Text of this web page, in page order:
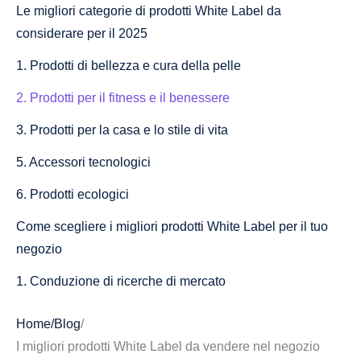
Le migliori categorie di prodotti White Label da
considerare per il 2025
1. Prodotti di bellezza e cura della pelle
2. Prodotti per il fitness e il benessere
3. Prodotti per la casa e lo stile di vita
5. Accessori tecnologici
6. Prodotti ecologici
Come scegliere i migliori prodotti White Label per il tuo
negozio
1. Conduzione di ricerche di mercato
3. Comprendere la domanda di prodotti e il potenziale di
Home/Blog/
I migliori prodotti White Label da vendere nel negozio